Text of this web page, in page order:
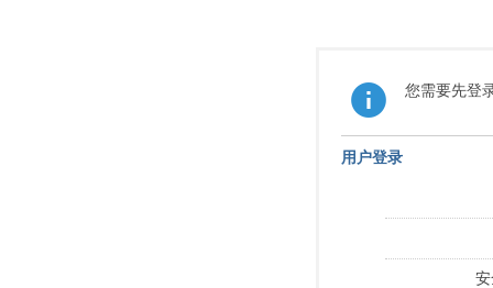
您需要先登
用户登录